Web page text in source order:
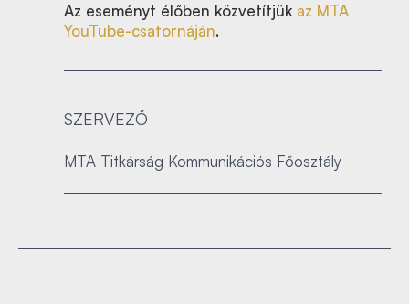
Az eseményt élőben közvetítjük az MTA
YouTube-csatornáján.
SZERVEZŐ
MTA Titkárság Kommunikációs Főosztály